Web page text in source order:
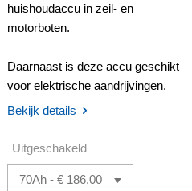
huishoudaccu in zeil- en
motorboten.
Daarnaast is deze accu geschikt
voor elektrische aandrijvingen.
Bekijk details
Uitgeschakeld